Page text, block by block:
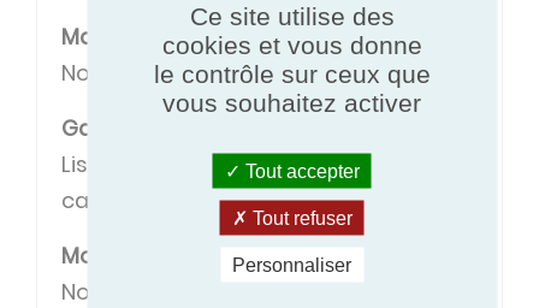
Marque
Nom de la marque du fabricant.
Gamme
Liste de modèles ayant des
caractéristiques communes.
Modèle
Nom du modèle.
Ce site utilise des
cookies et vous donne
le contrôle sur ceux que
vous souhaitez activer
Tout accepter
Tout refuser
Personnaliser